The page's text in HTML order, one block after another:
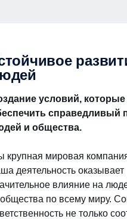
условий, которые
справедливый
и общества.
крупная мировая
деятельность оказывает
влияние на
по всему миру.
не только